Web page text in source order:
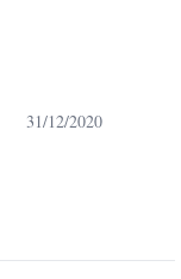
31/12/2020